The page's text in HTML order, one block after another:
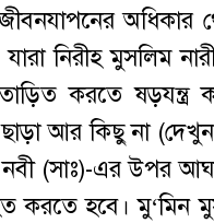
অধিকার
যারা নিরীহ মুসলিম
করতে ষড়যন্ত্র
ছাড়া আর কিছু না
(সাঃ)-এর উপর
করতে হবে। মু‘মিন